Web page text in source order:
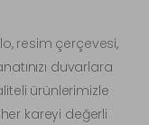
resim çerçevesi,
duvarlara
ürünlerimizle
kareyi değerli